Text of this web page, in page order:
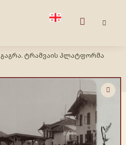
გაგრა. ტრამვაის პლატფორმა